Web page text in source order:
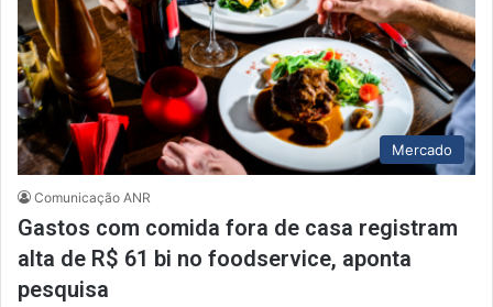
Mercado
Comunicação ANR
Gastos com comida fora de casa registram
alta de R$ 61 bi no foodservice, aponta
pesquisa